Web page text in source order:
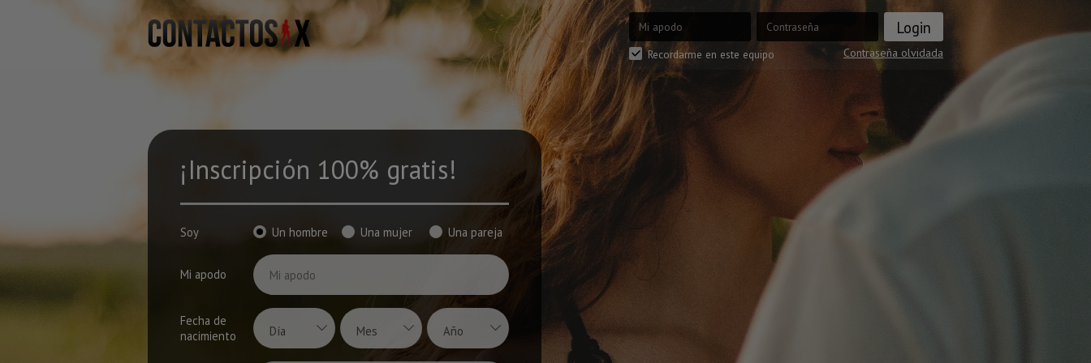
Contraseña olvidada
Recordarme en este equipo
¡Inscripción 100% gratis!
Soy Un hombre Una mujer Una pareja
Mi apodo
Fecha de
nacimiento
Día Mes Año